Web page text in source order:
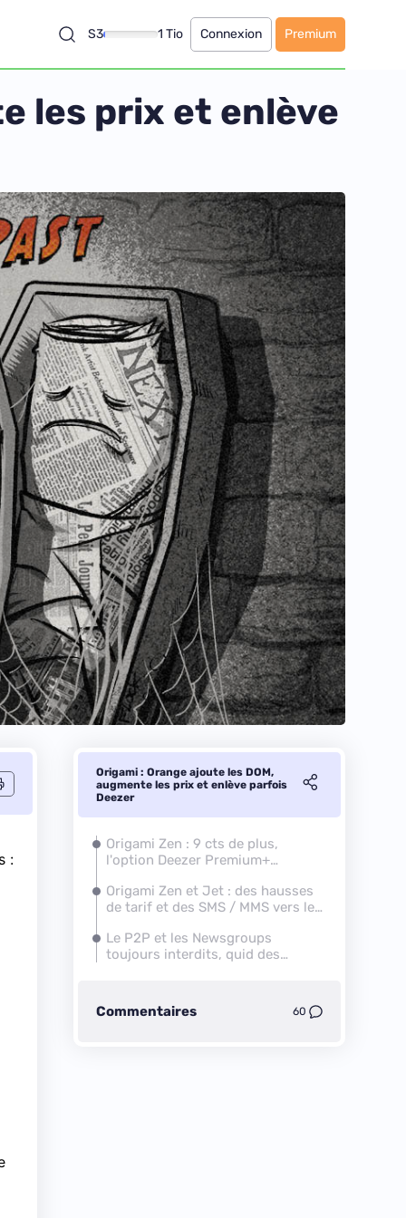
S3 1 Tio Connexion Premium
les prix et enlève
:
Origami : Orange ajoute les DOM,
augmente les prix et enlève parfois
Deezer
Origami Zen : 9 cts de plus,
l'option Deezer Premium+
Origami Zen et Jet : des hausses
de tarif et des SMS / MMS vers les
Le P2P et les Newsgroups
toujours interdits, quid des
Commentaires 60